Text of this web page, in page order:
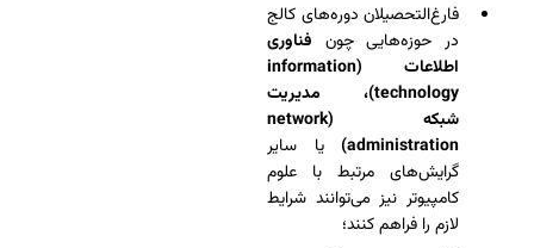
فارغ‌التحصیلان دوره‌های کالج
در حوزه‌هایی چون فناوری
اطلاعات (information
technology)، مدیریت
شبکه (network
administration)
یا سایر
گرایش‌های مرتبط با علوم
کامپیوتر نیز می‌توانند شرایط
لازم را فراهم کنند؛